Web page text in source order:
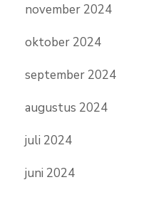
november 2024
oktober 2024
september 2024
augustus 2024
juli 2024
juni 2024